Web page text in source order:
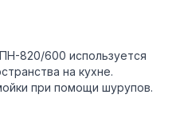
820/600 используется
на кухне.
при помощи шурупов.